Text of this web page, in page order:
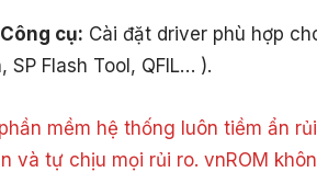
cụ: Cài đặt driver phù hợp
SP Flash Tool, QFIL… ).
mềm hệ thống luôn tiềm ẩn
và tự chịu mọi rủi ro. vnROM